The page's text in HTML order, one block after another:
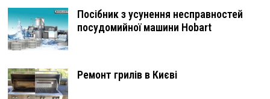
Посібник з усунення несправностей
посудомийної машини Hobart
Ремонт грилів в Києві